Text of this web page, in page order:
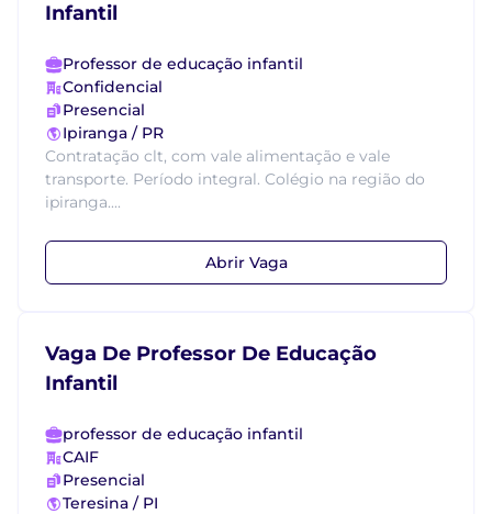
Infantil
Professor de educação infantil
Confidencial
Presencial
Ipiranga / PR
Contratação clt, com vale alimentação e vale
transporte. Período integral. Colégio na região do
ipiranga....
Abrir Vaga
Vaga De Professor De Educação
Infantil
professor de educação infantil
CAIF
Presencial
Teresina / PI